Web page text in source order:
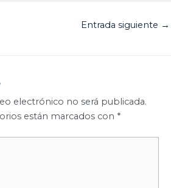
Entrada siguiente →
electrónico no será publicada.
están marcados con *